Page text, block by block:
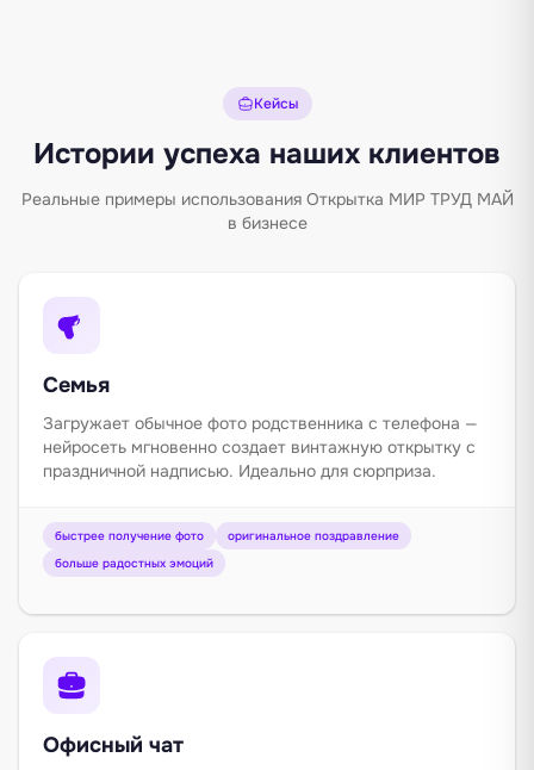
Кейсы
Истории успеха наших клиентов
Реальные примеры использования Открытка МИР ТРУД МАЙ
в бизнесе
Семья
Загружает обычное фото родственника с телефона —
нейросеть мгновенно создает винтажную открытку с
праздничной надписью. Идеально для сюрприза.
быстрее получение фото
оригинальное поздравление
больше радостных эмоций
Офисный чат